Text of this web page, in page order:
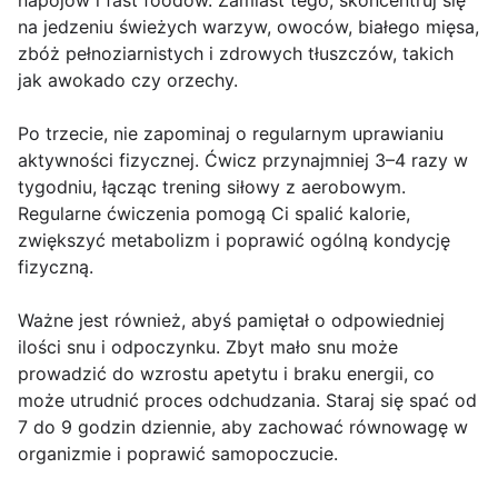
na jedzeniu świeżych warzyw, owoców, białego mięsa,
zbóż pełnoziarnistych i zdrowych tłuszczów, takich
jak awokado czy orzechy.
Po trzecie, nie zapominaj o regularnym uprawianiu
aktywności fizycznej. Ćwicz przynajmniej 3–4 razy w
tygodniu, łącząc trening siłowy z aerobowym.
Regularne ćwiczenia pomogą Ci spalić kalorie,
zwiększyć metabolizm i poprawić ogólną kondycję
fizyczną.
Ważne jest również, abyś pamiętał o odpowiedniej
ilości snu i odpoczynku. Zbyt mało snu może
prowadzić do wzrostu apetytu i braku energii, co
może utrudnić proces odchudzania. Staraj się spać od
7 do 9 godzin dziennie, aby zachować równowagę w
organizmie i poprawić samopoczucie.